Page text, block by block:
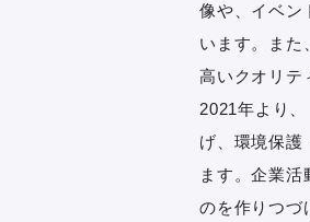
像や、イベン
います。また
高いクオリテ
2021年より
げ、環境保護
ます。企業
のを作りつづ